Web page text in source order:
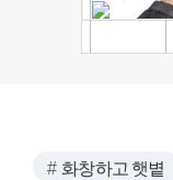
화창하고 햇볕